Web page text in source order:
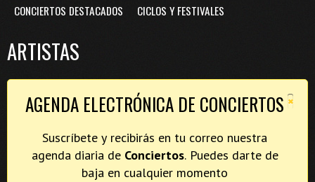
CONCIERTOS DESTACADOS CICLOS Y FESTIVALES
ARTISTAS
×
AGENDA ELECTRÓNICA DE CONCIERTOS
Suscríbete y recibirás en tu correo nuestra
agenda diaria de Conciertos. Puedes darte de
baja en cualquier momento